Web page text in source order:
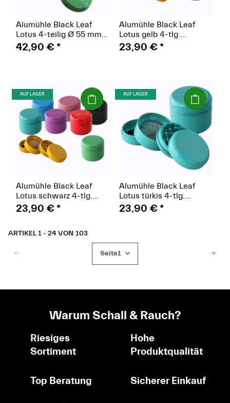
Alumühle Black Leaf
Lotus 4-teilig Ø 55 mm
grün
42,90 € *
Alumühle Black Leaf
Lotus gelb 4-tlg.
keramikbeschichtet
Ø55mm
23,90 € *
AUF LAGER (Paket)
Alumühle Black Leaf
Lotus schwarz 4-tlg.
keramikbeschichtet
Ø55mm
23,90 € *
AUF LAGER (Paket)
Alumühle Black Leaf
Lotus türkis 4-tlg.
keramikbeschichtet
Ø55mm
23,90 € *
ARTIKEL 1 - 24 VON 103
Seite1
Warum Schall & Rauch?
Riesiges
Sortiment
Hohe
Produktqualität
Top Beratung Sicherer Einkauf